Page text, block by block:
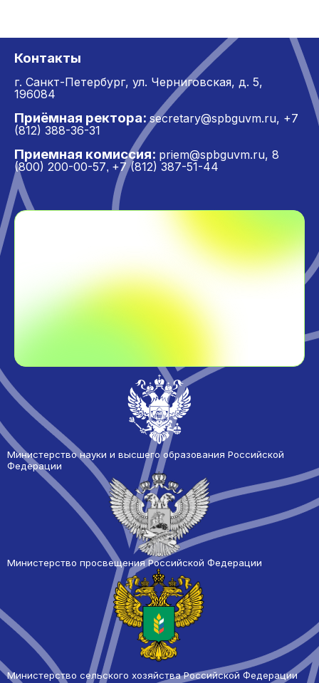
Контакты
г. Санкт-Петербург, ул. Черниговская, д. 5,
196084
Приёмная ректора: secretary@spbguvm.ru, +7
(812) 388-36-31
Приемная комиссия: priem@spbguvm.ru, 8
(800) 200-00-57, +7 (812) 387-51-44
Министерство науки и высшего образования Российской
Федерации
Министерство просвещения Российской Федерации
Министерство сельского хозяйства Российской Федерации